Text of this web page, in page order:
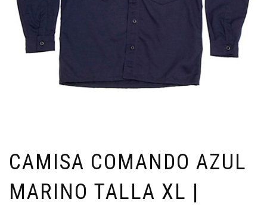
CAMISA COMANDO AZUL
MARINO TALLA XL |